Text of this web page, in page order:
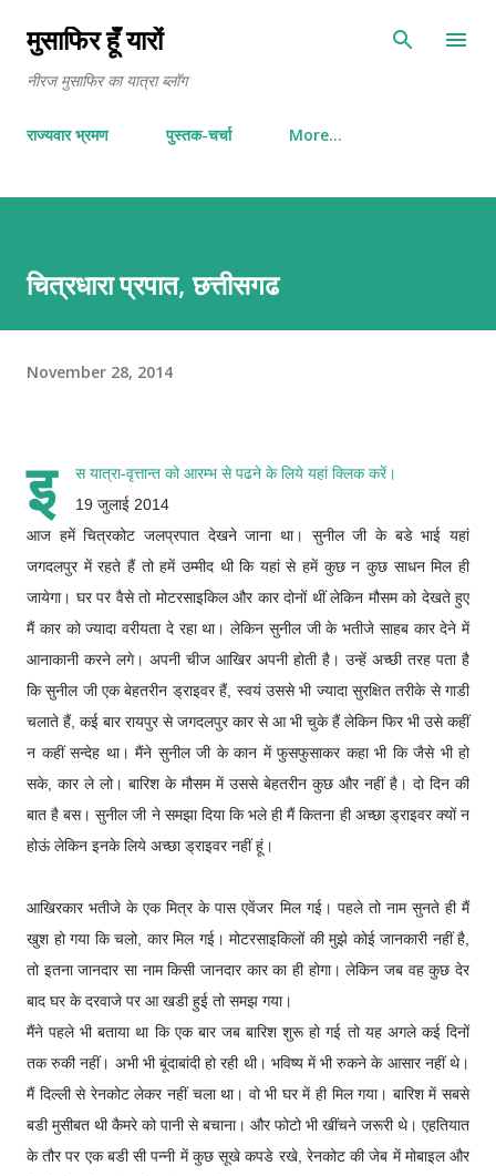
मुसाफिर हूँ यारों
नीरज मुसाफिर का यात्रा ब्लॉग
राज्यवार भ्रमण पुस्तक-चर्चा More…
चित्रधारा प्रपात, छत्तीसगढ
November 28, 2014
इ स यात्रा-वृत्तान्त को आरम्भ से पढने के लिये यहां क्लिक करें।
19 जुलाई 2014
आज हमें चित्रकोट जलप्रपात देखने जाना था। सुनील जी के बडे भाई यहां
जगदलपुर में रहते हैं तो हमें उम्मीद थी कि यहां से हमें कुछ न कुछ साधन मिल ही
जायेगा। घर पर वैसे तो मोटरसाइकिल और कार दोनों थीं लेकिन मौसम को देखते हुए
मैं कार को ज्यादा वरीयता दे रहा था। लेकिन सुनील जी के भतीजे साहब कार देने में
आनाकानी करने लगे। अपनी चीज आखिर अपनी होती है। उन्हें अच्छी तरह पता है
कि सुनील जी एक बेहतरीन ड्राइवर हैं, स्वयं उससे भी ज्यादा सुरक्षित तरीके से गाडी
चलाते हैं, कई बार रायपुर से जगदलपुर कार से आ भी चुके हैं लेकिन फिर भी उसे कहीं
न कहीं सन्देह था। मैंने सुनील जी के कान में फुसफुसाकर कहा भी कि जैसे भी हो
सके, कार ले लो। बारिश के मौसम में उससे बेहतरीन कुछ और नहीं है। दो दिन की
बात है बस। सुनील जी ने समझा दिया कि भले ही मैं कितना ही अच्छा ड्राइवर क्यों न
होऊं लेकिन इनके लिये अच्छा ड्राइवर नहीं हूं।
आखिरकार भतीजे के एक मित्र के पास एवेंजर मिल गई। पहले तो नाम सुनते ही मैं
खुश हो गया कि चलो, कार मिल गई। मोटरसाइकिलों की मुझे कोई जानकारी नहीं है,
तो इतना जानदार सा नाम किसी जानदार कार का ही होगा। लेकिन जब वह कुछ देर
बाद घर के दरवाजे पर आ खडी हुई तो समझ गया।
मैंने पहले भी बताया था कि एक बार जब बारिश शुरू हो गई तो यह अगले कई दिनों
तक रुकी नहीं। अभी भी बूंदाबांदी हो रही थी। भविष्य में भी रुकने के आसार नहीं थे।
मैं दिल्ली से रेनकोट लेकर नहीं चला था। वो भी घर में ही मिल गया। बारिश में सबसे
बडी मुसीबत थी कैमरे को पानी से बचाना। और फोटो भी खींचने जरूरी थे। एहतियात
के तौर पर एक बडी सी पन्नी में कुछ सूखे कपडे रखे, रेनकोट की जेब में मोबाइल और